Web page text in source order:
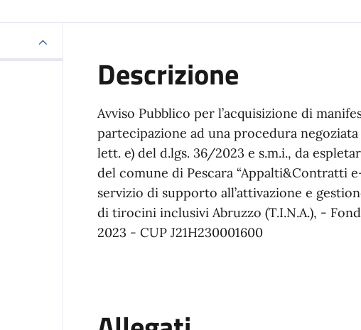
Descrizione
Avviso Pubblico per l’acquisizione di
partecipazione ad una procedura negoziata
lett. e) del d.lgs. 36/2023 e s.m.i., da
del comune di Pescara “Appalti&Contratti
servizio di supporto all’attivazione e
di tirocini inclusivi Abruzzo (T.I.N.A.), -
2023 - CUP J21H230001600